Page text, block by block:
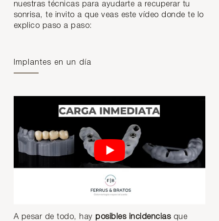
nuestras técnicas para ayudarte a recuperar tu
sonrisa, te invito a que veas este vídeo donde te lo
explico paso a paso:
Implantes en un día
A pesar de todo, hayposibles incidenciasque